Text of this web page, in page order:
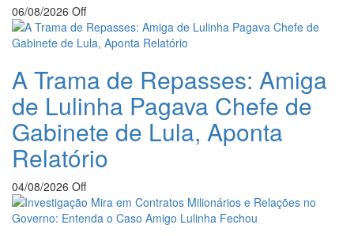
06/08/2026 Off
A Trama de Repasses: Amiga
de Lulinha Pagava Chefe de
Gabinete de Lula, Aponta
Relatório
04/08/2026 Off